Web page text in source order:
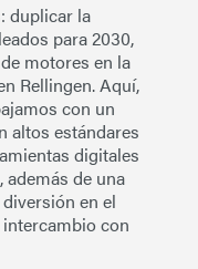
: duplicar la
para 2030,
motores en la
Rellingen. Aquí,
con un
altos estándares
digitales
de una
en el
con